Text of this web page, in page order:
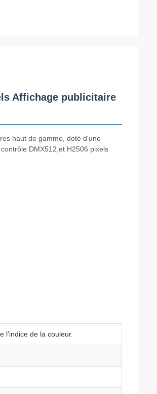
Affichage publicitaire
haut de gamme, doté d'une
DMX512,et H2506 pixels
l'indice de la couleur.